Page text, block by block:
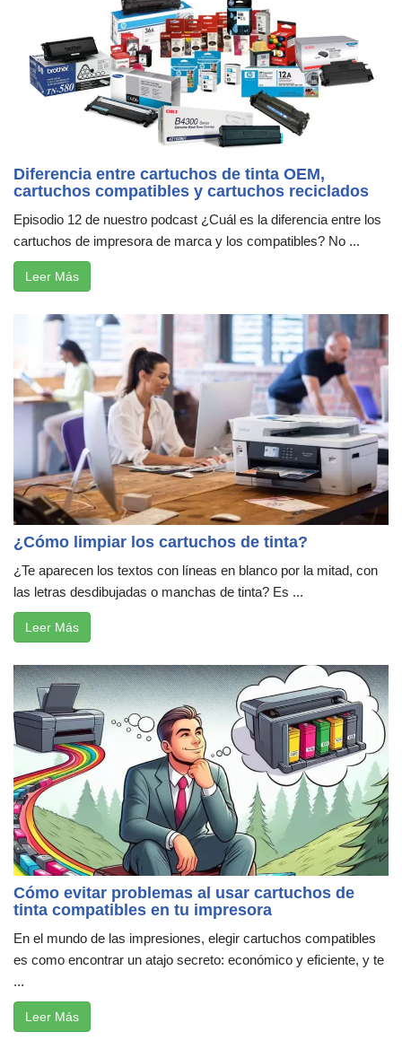
Diferencia entre cartuchos de tinta OEM,
cartuchos compatibles y cartuchos reciclados
Episodio 12 de nuestro podcast ¿Cuál es la diferencia entre los
cartuchos de impresora de marca y los compatibles? No ...
Leer Más
¿Cómo limpiar los cartuchos de tinta?
¿Te aparecen los textos con líneas en blanco por la mitad, con
las letras desdibujadas o manchas de tinta? Es ...
Leer Más
Cómo evitar problemas al usar cartuchos de
tinta compatibles en tu impresora
En el mundo de las impresiones, elegir cartuchos compatibles
es como encontrar un atajo secreto: económico y eficiente, y te
...
Leer Más